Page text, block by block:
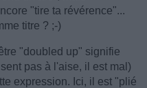
"tire ta révérence"...
titre ? ;-)
"doubled up" signifie
pas à l'aise, il est mal)
expression. Ici, il est "plié